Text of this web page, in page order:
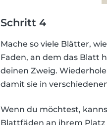
Schritt 4
Mache so viele Blätter,
Faden, an dem das Blatt
deinen Zweig.
damit sie in
Wenn du möchtest,
Blattfäden an ihrem Platz